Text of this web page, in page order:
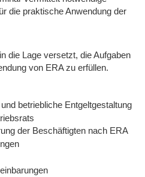
die praktische Anwendung der
die Lage versetzt, die Aufgaben
von ERA zu erfüllen.
betriebliche Entgeltgestaltung
der Beschäftigten nach ERA